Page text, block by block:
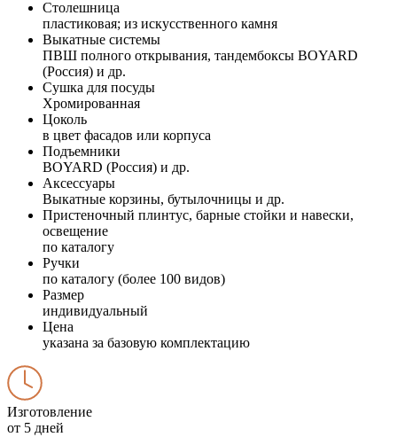
Столешница
пластиковая; из искусственного камня
Выкатные системы
ПВШ полного открывания, тандембоксы BOYARD
(Россия) и др.
Сушка для посуды
Хромированная
Цоколь
в цвет фасадов или корпуса
Подъемники
BOYARD (Россия) и др.
Аксессуары
Выкатные корзины, бутылочницы и др.
Пристеночный плинтус, барные стойки и навески,
освещение
по каталогу
Ручки
по каталогу (более 100 видов)
Размер
индивидуальный
Цена
указана за базовую комплектацию
Изготовление
от 5 дней